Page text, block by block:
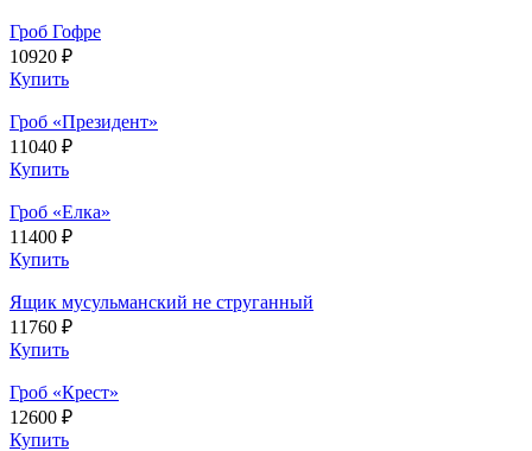
Гроб Гофре
10920 ₽
Купить
Гроб «Президент»
11040 ₽
Купить
Гроб «Елка»
11400 ₽
Купить
Ящик мусульманский не струганный
11760 ₽
Купить
Гроб «Крест»
12600 ₽
Купить